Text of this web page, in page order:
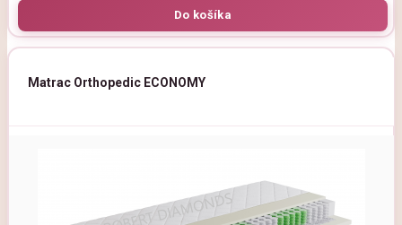
Matrac Orthopedic ECONOMY